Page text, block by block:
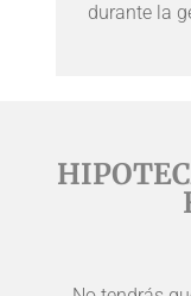
durante la